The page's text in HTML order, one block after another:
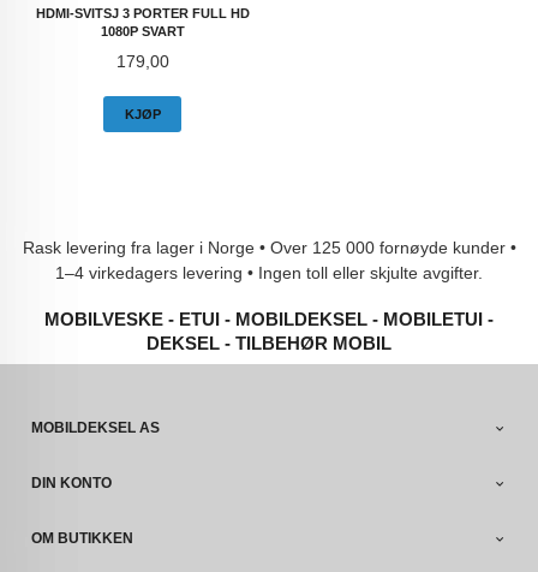
HDMI-SVITSJ 3 PORTER FULL HD
1080P SVART
Pris
179,00
KJØP
Rask levering fra lager i Norge • Over 125 000 fornøyde kunder •
1–4 virkedagers levering • Ingen toll eller skjulte avgifter.
MOBILVESKE - ETUI - MOBILDEKSEL - MOBILETUI -
DEKSEL - TILBEHØR MOBIL
MOBILDEKSEL AS
DIN KONTO
OM BUTIKKEN